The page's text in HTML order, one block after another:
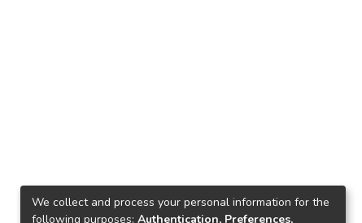
We collect and process your personal information for the
following purposes: Authentication, Preferences,